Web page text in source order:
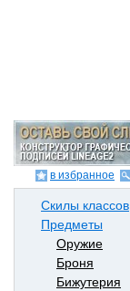
в избранное
Скилы классов
Предметы
Оружие
Броня
Бижутерия